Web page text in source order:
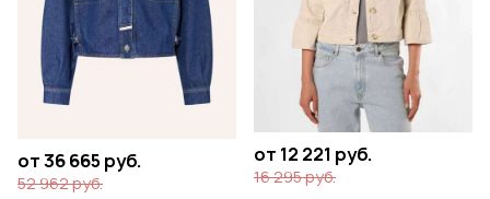
от 36 665 руб.
52 962 руб.
от 12 221 руб.
16 295 руб.